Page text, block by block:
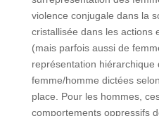
violence conjugale dans la
cristallisée dans les actions
(mais parfois aussi de
représentation hiérarchique
femme/homme dictées
place. Pour les hommes,
comportements oppressifs